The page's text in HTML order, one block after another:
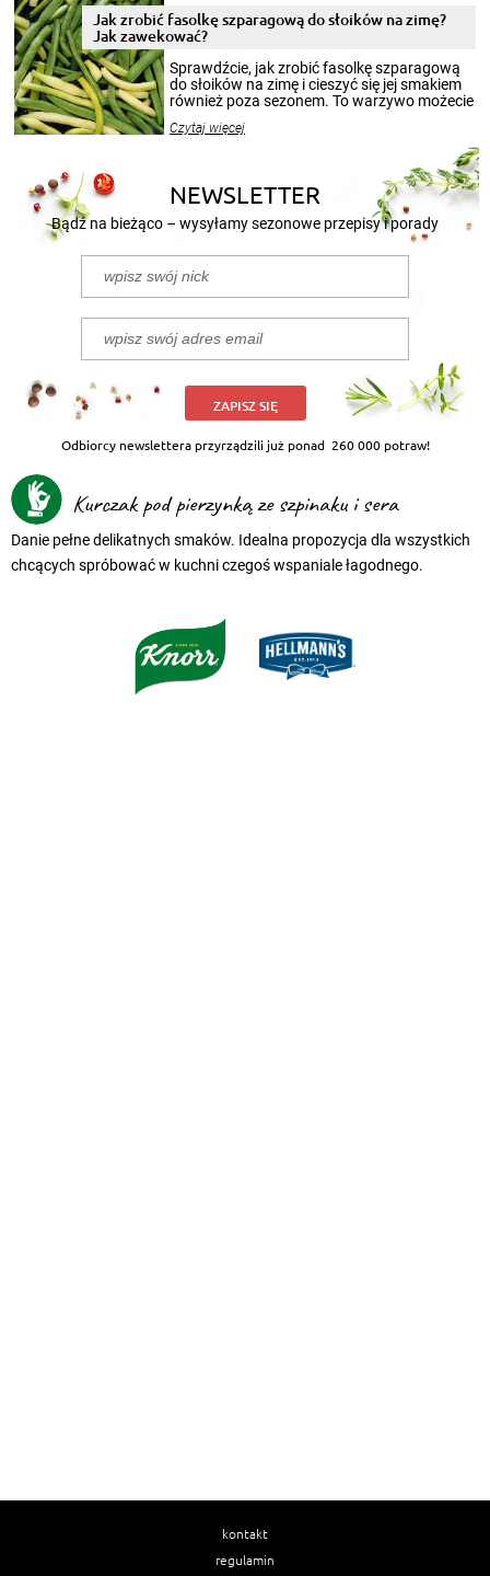
pełni poczuć atmosferę cieplejszych
miesięcy. Przygotowanie słoików ze
smakowitą zawartością musi obejmować
patenty, które pozwolą zachować świeżość
przetworów.
Jak zrobić fasolkę szparagową do słoików na zimę?
Jak zawekować?
Sprawdźcie, jak zrobić fasolkę szparagową
do słoików na zimę i cieszyć się jej smakiem
również poza sezonem. To warzywo możecie
nasze propozycje!
Czytaj więcej
NEWSLETTER
Bądź na bieżąco – wysyłamy sezonowe przepisy i porady
ZAPISZ SIĘ
Odbiorcy newslettera przyrządzili już ponad 260 000 potraw!
Kurczak pod pierzynką ze szpinaku i sera
Danie pełne delikatnych smaków. Idealna propozycja dla wszystkich
chcących spróbować w kuchni czegoś wspaniale łagodnego.
kontakt
regulamin